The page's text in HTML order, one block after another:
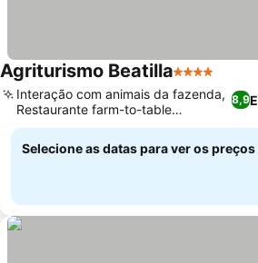
Agriturismo Beatilla4 Estrelas
8,9
Interação com animais da fazenda,
Restaurante farm-to-table
adjacente
Selecione as datas para ver os preços